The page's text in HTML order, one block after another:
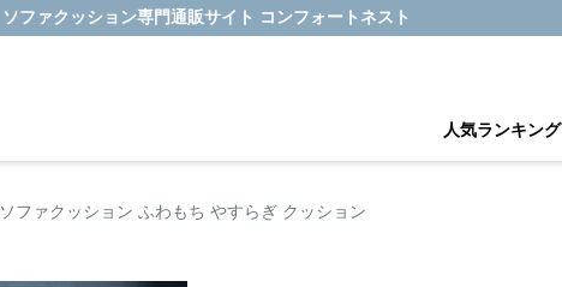
ソファクッション専門通販サイト コンフォートネスト
人気ランキング
ソファクッション ふわもち やすらぎ クッション